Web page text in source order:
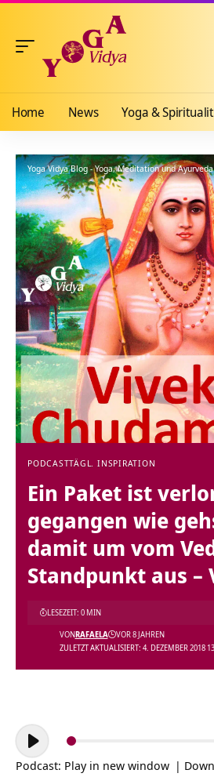
Home News Yoga &
Yoga Vidya Blog - Yoga, Meditation und Ayurveda
PODCASTTÄGL. INSPIRATION
Ein Paket ist
gegangen wie
damit um vom
Standpunkt aus –
ZULETZT AKTUALISIERT: 4. DEZEMBER 2018
VONRAFAELA VOR 8 JAHREN
LESEZEIT: 0 MIN
Audio-
Player
Podcast: Play in new window |